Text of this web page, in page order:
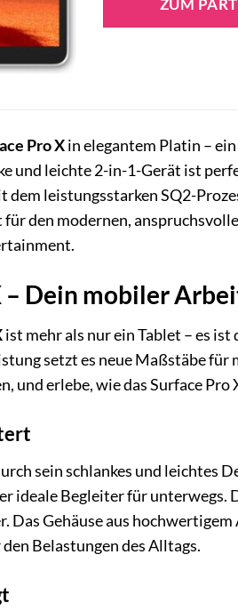
ZUM
Pro Xin elegantem Platin – ein
und leichte 2-in-1-Gerät ist
dem leistungsstarken SQ2-
den modernen,
– Dein mobiler
ist mehr als nur ein Tablet – es
setzt es neue Maßstäbe
und erlebe, wie das Surface
sein schlankes und leichtes
ideale Begleiter für unterwegs.
Das Gehäuse aus
Belastungen des Alltags.